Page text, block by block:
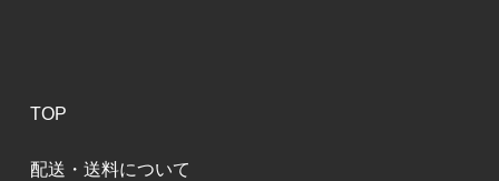
TOP
配送・送料について